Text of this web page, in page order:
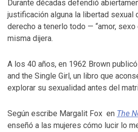
Durante décadas defendió
justificación alguna la libertad sexual
derecho a tenerlo todo — “amor, sexo
misma dijera.
A los 40 años, en 1962 Brown
and the Single Girl, un libro que
explorar su sexualidad antes del
Según escribe Margalit Fox en The
enseñó a las mujeres cómo lucir lo